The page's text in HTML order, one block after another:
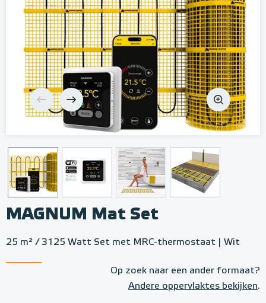
MAGNUM Mat Set
25 m² / 3125 Watt Set met MRC-thermostaat | Wit
Op zoek naar een ander formaat?
Andere oppervlaktes bekijken.